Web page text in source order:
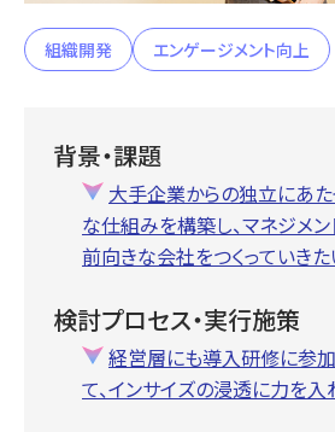
組織開発 エンゲージメント向上
背景・課題
大手企業からの独立にあた
な仕組みを構築し、マネジメ
前向きな会社をつくっていき
検討プロセス・実行施策
経営層にも導入研修に参
て、インサイズの浸透に力を入